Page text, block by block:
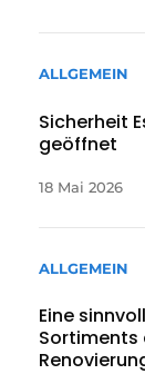
ALLGEMEIN
Sicherheit
geöffnet
18 Mai 2026
ALLGEMEIN
Eine
Sortiments